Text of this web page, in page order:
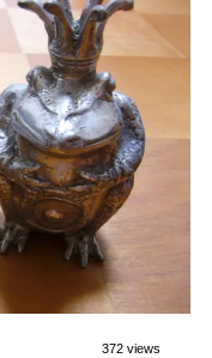
372 views